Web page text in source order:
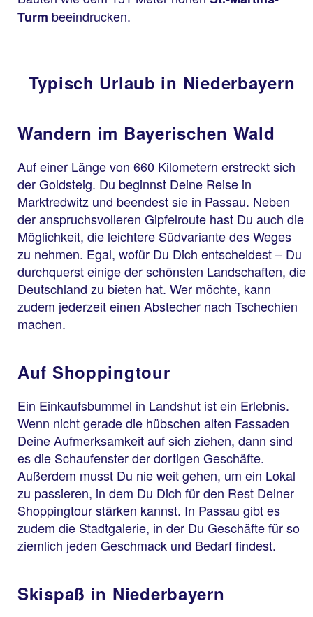
Turm beeindrucken.
Typisch Urlaub in Niederbayern
Wandern im Bayerischen Wald
Auf einer Länge von 660 Kilometern erstreckt sich
der Goldsteig. Du beginnst Deine Reise in
Marktredwitz und beendest sie in Passau. Neben
der anspruchsvolleren Gipfelroute hast Du auch die
Möglichkeit, die leichtere Südvariante des Weges
zu nehmen. Egal, wofür Du Dich entscheidest – Du
durchquerst einige der schönsten Landschaften, die
Deutschland zu bieten hat. Wer möchte, kann
zudem jederzeit einen Abstecher nach Tschechien
machen.
Auf Shoppingtour
Ein Einkaufsbummel in Landshut ist ein Erlebnis.
Wenn nicht gerade die hübschen alten Fassaden
Deine Aufmerksamkeit auf sich ziehen, dann sind
es die Schaufenster der dortigen Geschäfte.
Außerdem musst Du nie weit gehen, um ein Lokal
zu passieren, in dem Du Dich für den Rest Deiner
Shoppingtour stärken kannst. In Passau gibt es
zudem die Stadtgalerie, in der Du Geschäfte für so
ziemlich jeden Geschmack und Bedarf findest.
Skispaß in Niederbayern